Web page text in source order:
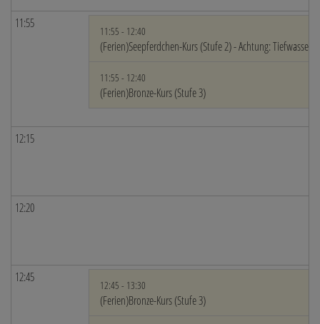
11:55
11:55 - 12:40
(Ferien)Seepferdchen-Kurs (Stufe 2) - Achtung: Tiefwasser!
11:55 - 12:40
(Ferien)Bronze-Kurs (Stufe 3)
12:15
12:20
12:45
12:45 - 13:30
(Ferien)Bronze-Kurs (Stufe 3)